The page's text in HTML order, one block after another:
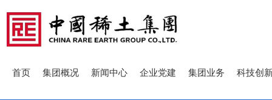
首页 集团概况 新闻中心 企业党建 集团业务 科技创